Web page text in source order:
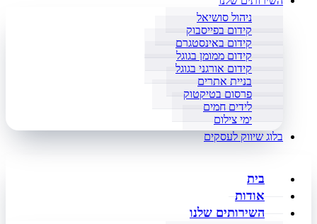
ניהול סושיאל
קידום בפייסבוק
קידום באינסטגרם
קידום ממומן בגוגל
קידום אורגני בגוגל
בניית אתרים
פרסום בטיקטוק
לידים חמים
ימי צילום
בלוג שיווק לעסקים
בית
אודות
השירותים שלנו